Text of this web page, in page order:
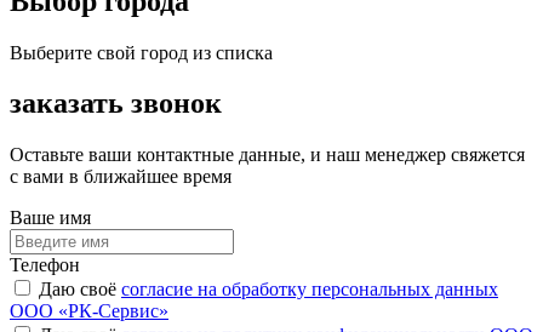
Выберите свой город из списка
заказать звонок
Оставьте ваши контактные данные, и наш менеджер свяжется
с вами в ближайшее время
Ваше имя
Телефон
Даю своё согласие на обработку персональных данных
ООО «РК-Сервис»